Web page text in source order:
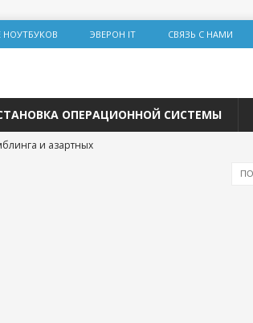
НОУТБУКОВ ЭВЕРОН IT СВЯЗЬ С НАМИ
ОПЕРАЦИОННОЙ СИСТЕМЫ
и азартных